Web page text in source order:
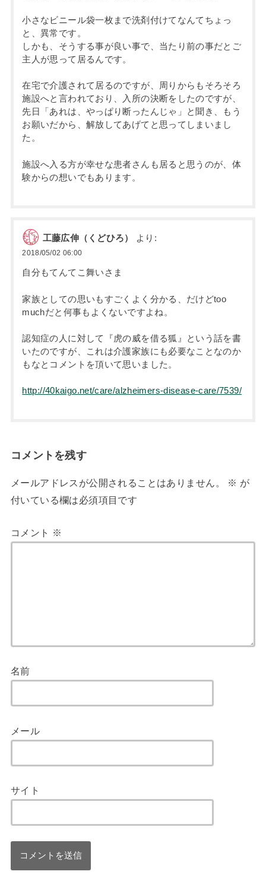
小さなビニール袋一枚まで洗剤付けてなんてちょっ
と、異常です。
しかも、そうする事が良い事で、当たり前の事だとご
主人が思って居るんです。
在宅で介護されて居るのですが、周りからもそろそろ
施設へと言われており、入所の決断をしたのですが、
先日「あれは、やっぱり断ったんじゃ」と聞き、もう
お願いだから、解放してあげてと思ってしまいまし
た。
施設へ入る方が幸せな患者さんも居ると思うのが、体
験からの想いでもあります。
工藤広伸（くどひろ） より:
2018/05/02 06:00
自分もてんてこ舞いさま
家族としての思いもすごくよく分かる、だけどtoo
muchだと何事もよくないですよね。
認知症の人に対して『虎の威を借る狐』という話を書
いたのですが、これは介護家族にも必要なことなのか
もなとコメントを頂いて思いました。
http://40kaigo.net/care/alzheimers-disease-care/7539/
コメントを残す
メールアドレスが公開されることはありません。 ※ が
付いている欄は必須項目です
コメント ※
名前
メール
サイト